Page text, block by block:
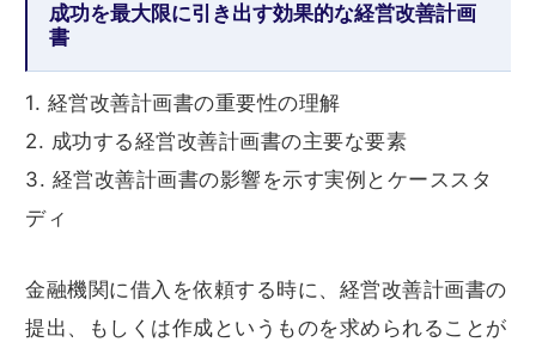
成功を最大限に引き出す効果的な経営改善計画
書
1. 経営改善計画書の重要性の理解
2. 成功する経営改善計画書の主要な要素
3. 経営改善計画書の影響を示す実例とケーススタ
ディ
金融機関に借入を依頼する時に、経営改善計画書の
提出、もしくは作成というものを求められることが